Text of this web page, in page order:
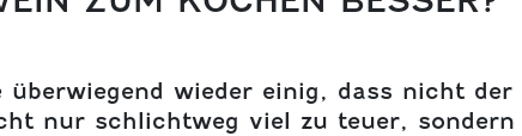
überwiegend wieder einig, dass nicht der
nur schlichtweg viel zu teuer,